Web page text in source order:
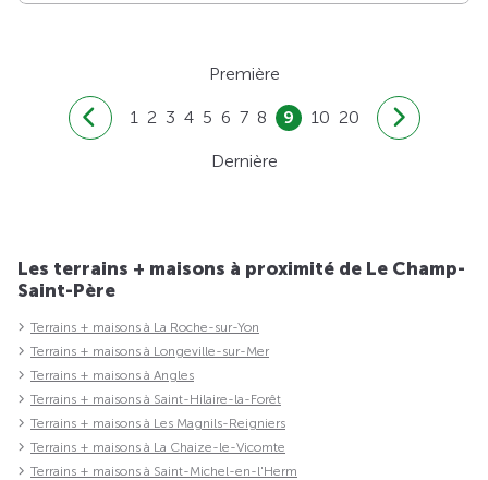
Première
1 2 3 4 5 6 7 8 9 10 20
Dernière
Les terrains + maisons à proximité de Le Champ-
Saint-Père
Terrains + maisons à La Roche-sur-Yon
Terrains + maisons à Longeville-sur-Mer
Terrains + maisons à Angles
Terrains + maisons à Saint-Hilaire-la-Forêt
Terrains + maisons à Les Magnils-Reigniers
Terrains + maisons à La Chaize-le-Vicomte
Terrains + maisons à Saint-Michel-en-l'Herm